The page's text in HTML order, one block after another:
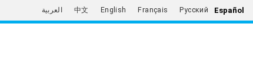
العربية 中文 English Français Русский Español